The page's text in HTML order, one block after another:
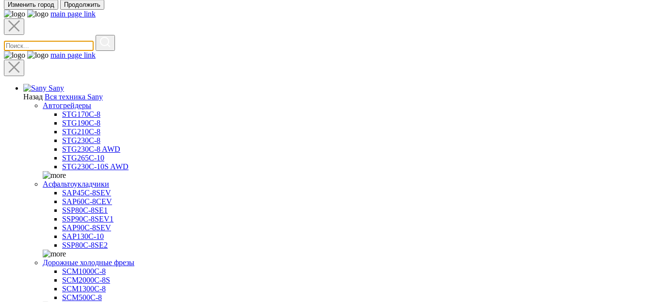
Изменить город Продолжить
main page link
main page link
Sany
Назад Вся техника Sany
Автогрейдеры
STG170C-8
STG190C-8
STG210C-8
STG230C-8
STG230C-8 AWD
STG265C-10
STG230C-10S AWD
Асфальтоукладчики
SAP45С-8SEV
SAP60C-8CEV
SSP80C-8SE1
SSP90C-8SEV1
SAP90C-8SEV
SAP130C-10
SSP80C-8SE2
Дорожные холодные фрезы
SCM1000C-8
SCM2000C-8S
SCM1300C-8
SCM500C-8